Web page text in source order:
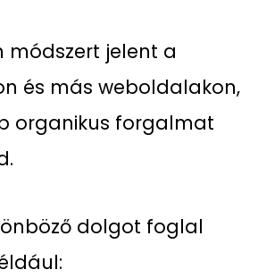
módszert jelent a
és más weboldalakon,
organikus forgalmat
dolgot foglal